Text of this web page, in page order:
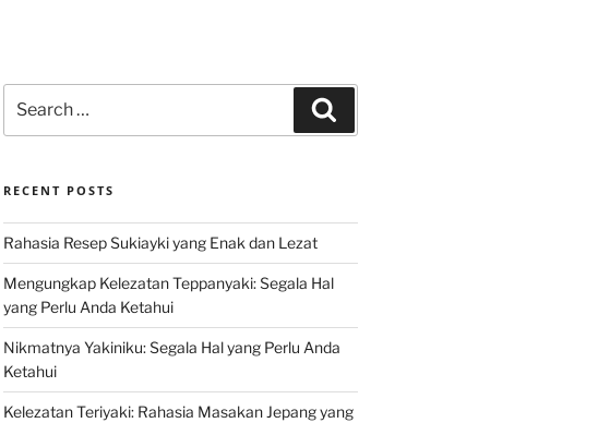
for:
RECENT POSTS
Rahasia Resep Sukiayki yang Enak dan Lezat
Mengungkap Kelezatan Teppanyaki: Segala Hal
yang Perlu Anda Ketahui
Nikmatnya Yakiniku: Segala Hal yang Perlu Anda
Ketahui
Kelezatan Teriyaki: Rahasia Masakan Jepang yang